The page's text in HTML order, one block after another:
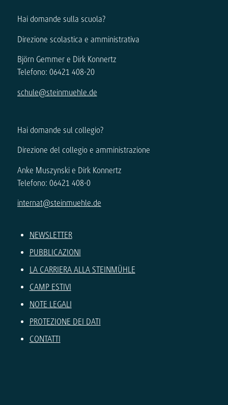
Hai domande sulla scuola?
Direzione scolastica e amministrativa
Björn Gemmer e Dirk Konnertz
Telefono: 06421 408-20
schule@steinmuehle.de
Hai domande sul collegio?
Direzione del collegio e amministrazione
Anke Muszynski e Dirk Konnertz
Telefono: 06421 408-0
internat@steinmuehle.de
NEWSLETTER
PUBBLICAZIONI
LA CARRIERA ALLA STEINMÜHLE
CAMP ESTIVI
NOTE LEGALI
PROTEZIONE DEI DATI
CONTATTI